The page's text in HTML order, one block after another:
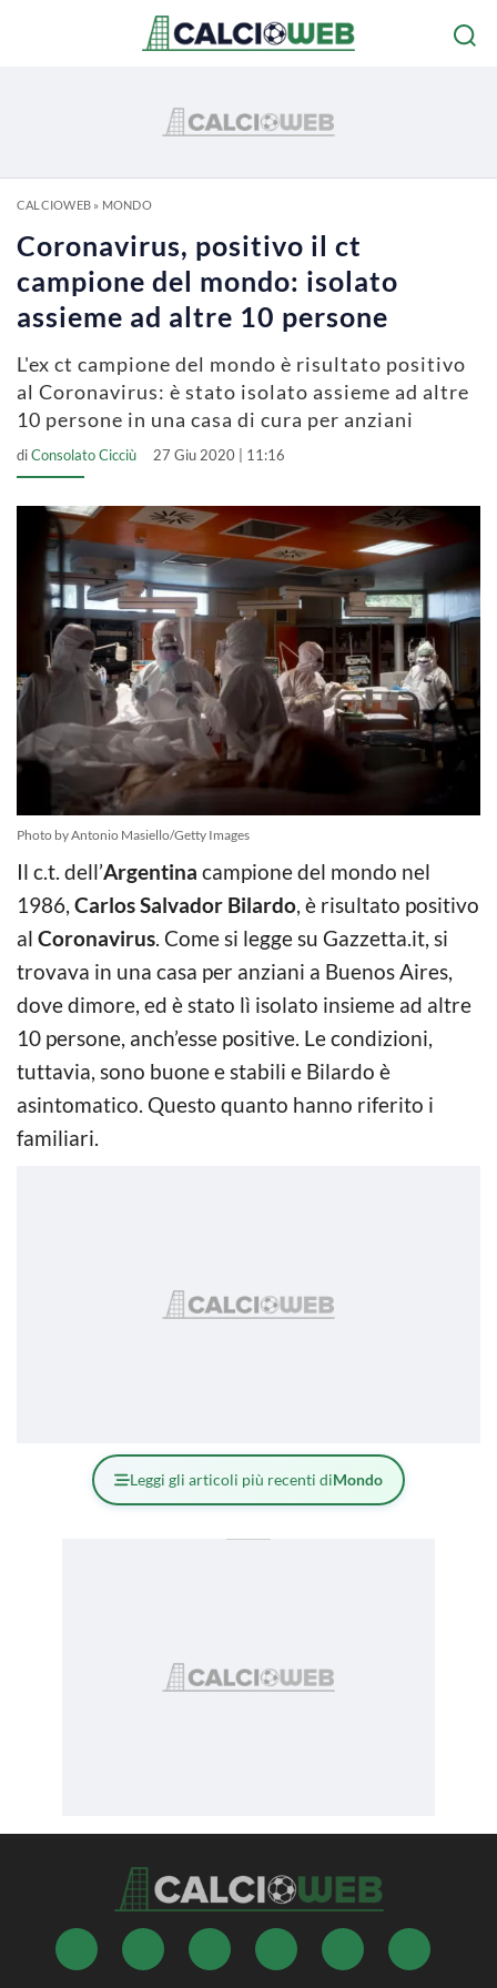
CALCIOWEB» MONDO
Coronavirus, positivo il ct
campione del mondo: isolato
assieme ad altre 10 persone
L'ex ct campione del mondo è risultato positivo
al Coronavirus: è stato isolato assieme ad altre
10 persone in una casa di cura per anziani
diConsolato Cicciù 27 Giu 2020 | 11:16
Photo by Antonio Masiello/Getty Images
Il c.t. dell’Argentina campione del mondo nel
1986, Carlos Salvador Bilardo, è risultato positivo
al Coronavirus. Come si legge su Gazzetta.it, si
trovava in una casa per anziani a Buenos Aires,
dove dimore, ed è stato lì isolato insieme ad altre
10 persone, anch’esse positive. Le condizioni,
tuttavia, sono buone e stabili e Bilardo è
asintomatico. Questo quanto hanno riferito i
familiari.
Leggi gli articoli più recenti diMondo